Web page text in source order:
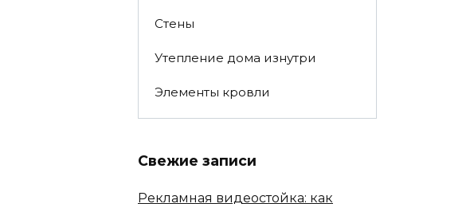
Стены
Утепление дома изнутри
Элементы кровли
Свежие записи
Рекламная видеостойка: как